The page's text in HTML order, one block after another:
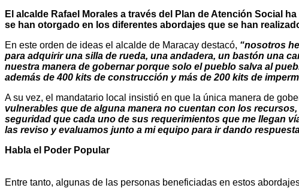
El alcalde Rafael Morales a través del Plan de Atención Social
se han otorgado en los diferentes abordajes que se han
En este orden de ideas el alcalde de Maracay destacó, “nosotros
para adquirir una silla de rueda, una andadera, un bastón una
nuestra manera de gobernar porque solo el pueblo salva al
además de 400 kits de construcción y más de 200 kits de
A su vez, el mandatario local insistió en que la única manera de
vulnerables que de alguna manera no cuentan con los
seguridad que cada uno de sus requerimientos que me llegan
las reviso y evaluamos junto a mi equipo para ir dando
Habla el Poder Popular
Entre tanto, algunas de las personas beneficiadas en estos